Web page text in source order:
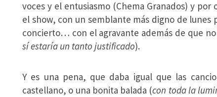
voces y el entusiasmo (Chema Granados) y
el show, con un semblante más digno de
concierto… con el agravante además de que
sí estaría un tanto justificado).
Y es una pena, que daba igual que las
castellano, o una bonita balada (con toda la